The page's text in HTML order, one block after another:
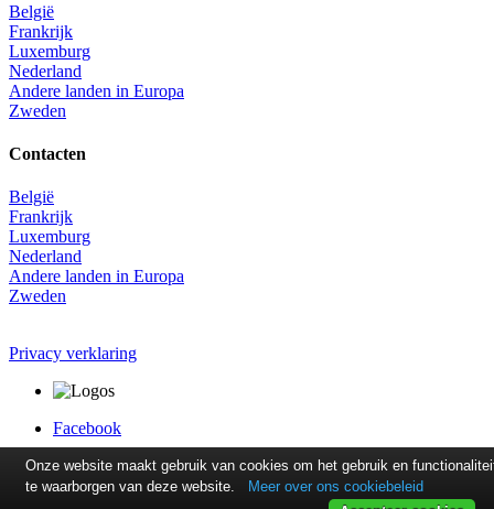
België
Frankrijk
Luxemburg
Nederland
Andere landen in Europa
Zweden
Contacten
België
Frankrijk
Luxemburg
Nederland
Andere landen in Europa
Zweden
Privacy verklaring
Facebook
Onze website maakt gebruik van cookies om het gebruik en
te waarborgen van deze website.
Meer over ons cookiebeleid